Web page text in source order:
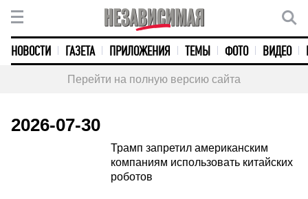
НОВОСТИ ГАЗЕТА ПРИЛОЖЕНИЯ ТЕМЫ ФОТО ВИДЕО
Перейти на полную версию сайта
2026-07-30
Трамп запретил американским
компаниям использовать китайских
роботов